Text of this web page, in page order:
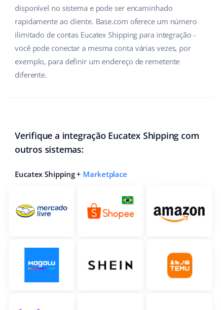
disponível no sistema e pode ser encaminhado
rapidamente ao cliente. Base.com oferece um número
ilimitado de contas Eucatex Shipping para integração -
você pode conectar a mesma conta várias vezes, por
exemplo, para definir um endereço de remetente
diferente.
Verifique a integração Eucatex Shipping com
outros sistemas:
Eucatex Shipping + Marketplace